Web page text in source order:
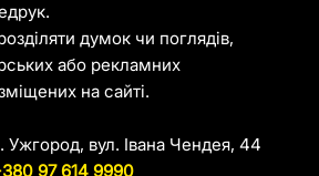
думок чи поглядів,
або рекламних
на сайті.
вул. Івана Чендея, 44
97 614 9990